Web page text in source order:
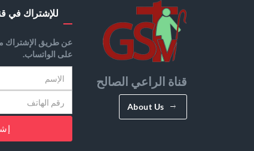
قناة الراعي الصالح
About Us
للإشتراك في
عن طريق الإشتراك
على الواتساب.